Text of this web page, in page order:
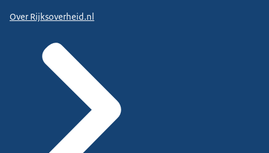
Over Rijksoverheid.nl